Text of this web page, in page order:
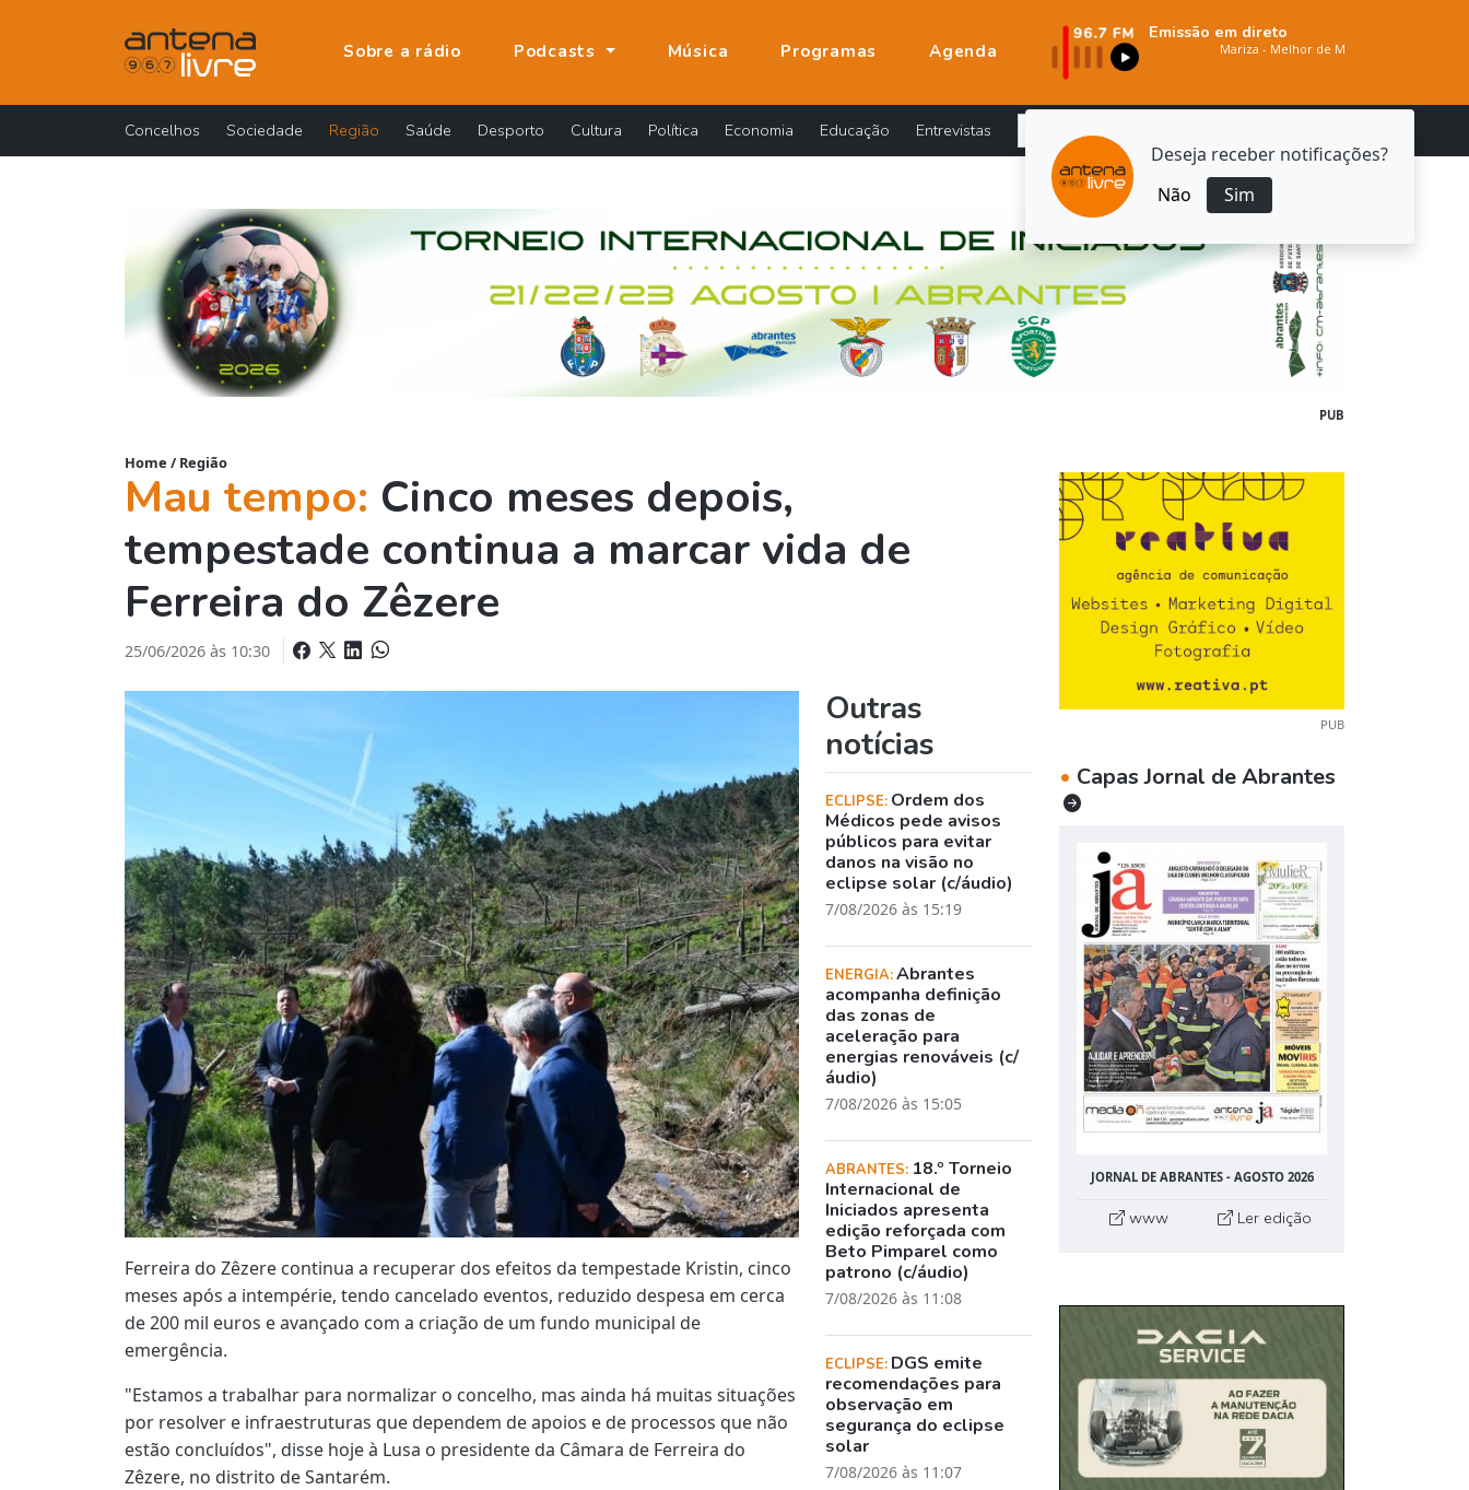
Deseja receber notificações?
Não
Sim
Sobre a rádio Podcasts Música Programas Agenda
Emissão em direto
Concelhos Sociedade Região Saúde Desporto Cultura Política Economia Educação Entrevistas
PUB
Home / Região
Mau tempo: Cinco meses depois,
tempestade continua a marcar vida de
Ferreira do Zêzere
25/06/2026 às 10:30
Ferreira do Zêzere continua a recuperar dos efeitos da tempestade Kristin, cinco
meses após a intempérie, tendo cancelado eventos, reduzido despesa em cerca
de 200 mil euros e avançado com a criação de um fundo municipal de
emergência.
"Estamos a trabalhar para normalizar o concelho, mas ainda há muitas situações
por resolver e infraestruturas que dependem de apoios e de processos que não
estão concluídos", disse hoje à Lusa o presidente da Câmara de Ferreira do
Zêzere, no distrito de Santarém.
Outras
notícias
ECLIPSE: Ordem dos
Médicos pede avisos
públicos para evitar
danos na visão no
eclipse solar (c/áudio)
7/08/2026 às 15:19
ENERGIA:Abrantes
acompanha definição
das zonas de
aceleração para
energias renováveis (c/
áudio)
7/08/2026 às 15:05
ABRANTES: 18.º Torneio
Internacional de
Iniciados apresenta
edição reforçada com
Beto Pimparel como
patrono (c/áudio)
7/08/2026 às 11:08
ECLIPSE: DGS emite
recomendações para
observação em
segurança do eclipse
solar
7/08/2026 às 11:07
PUB
• Capas Jornal de Abrantes
JORNAL DE ABRANTES - AGOSTO 2026
www Ler edição